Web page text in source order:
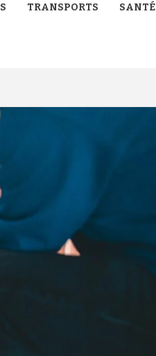
TRANSPORTS SANTÉ